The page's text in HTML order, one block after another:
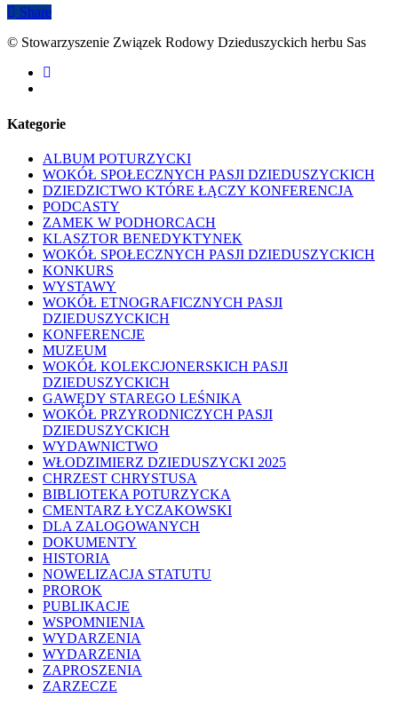
Share
© Stowarzyszenie Związek Rodowy Dzieduszyckich herbu Sas
facebook
Kategorie
ALBUM POTURZYCKI
WOKÓŁ SPOŁECZNYCH PASJI DZIEDUSZYCKICH
DZIEDZICTWO KTÓRE ŁĄCZY KONFERENCJA
PODCASTY
ZAMEK W PODHORCACH
KLASZTOR BENEDYKTYNEK
WOKÓŁ SPOŁECZNYCH PASJI DZIEDUSZYCKICH
KONKURS
WYSTAWY
WOKÓŁ ETNOGRAFICZNYCH PASJI
DZIEDUSZYCKICH
KONFERENCJE
MUZEUM
WOKÓŁ KOLEKCJONERSKICH PASJI
DZIEDUSZYCKICH
GAWĘDY STAREGO LEŚNIKA
WOKÓŁ PRZYRODNICZYCH PASJI
DZIEDUSZYCKICH
WYDAWNICTWO
WŁODZIMIERZ DZIEDUSZYCKI 2025
CHRZEST CHRYSTUSA
BIBLIOTEKA POTURZYCKA
CMENTARZ ŁYCZAKOWSKI
DLA ZALOGOWANYCH
DOKUMENTY
HISTORIA
NOWELIZACJA STATUTU
PROROK
PUBLIKACJE
WSPOMNIENIA
WYDARZENIA
WYDARZENIA
ZAPROSZENIA
ZARZECZE